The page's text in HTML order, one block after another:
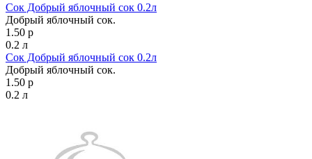
Сок Добрый яблочный сок 0.2л
Добрый яблочный сок.
1.50 р
0.2 л
Сок Добрый яблочный сок 0.2л
Добрый яблочный сок.
1.50 р
0.2 л